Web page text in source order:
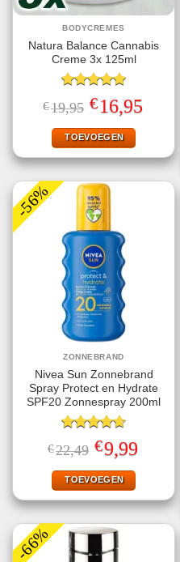
BODYCREMES
Natura Balance Cannabis
Creme 3x 125ml
Gewaardeerd
5.00uit 5
€19,95 Oorspronkelijke
prijs
was:
€19,95.
€16,95prijs
TOEVOEGEN
-56%
ZONNEBRAND
Nivea Sun Zonnebrand
Spray Protect en Hydrate
SPF20 Zonnespray 200ml
Gewaardeerd
4.67uit 5
€22,49 Oorspronkelijke
prijs
was:
€22,49.
€9,99Huidige
prijs
TOEVOEGEN
-66%